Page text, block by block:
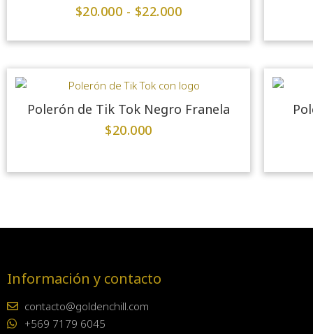
$20.000 - $22.000
Polerón de Tik Tok Negro Franela
$20.000
Información y contacto
contacto@goldenchill.com
+569 7179 6045